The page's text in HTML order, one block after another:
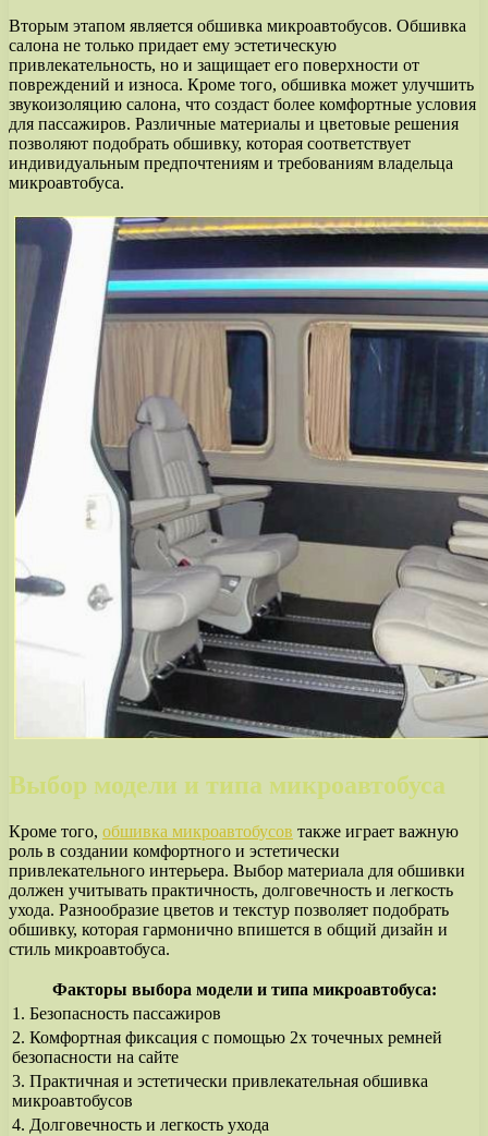
Вторым этапом является обшивка микроавтобусов. Обшивка
салона не только придает ему эстетическую
привлекательность, но и защищает его поверхности от
повреждений и износа. Кроме того, обшивка может улучшить
звукоизоляцию салона, что создаст более комфортные условия
для пассажиров. Различные материалы и цветовые решения
позволяют подобрать обшивку, которая соответствует
индивидуальным предпочтениям и требованиям владельца
микроавтобуса.
Выбор модели и типа микроавтобуса
Кроме того, обшивка микроавтобусов также играет важную
роль в создании комфортного и эстетически
привлекательного интерьера. Выбор материала для обшивки
должен учитывать практичность, долговечность и легкость
ухода. Разнообразие цветов и текстур позволяет подобрать
обшивку, которая гармонично впишется в общий дизайн и
стиль микроавтобуса.
Факторы выбора модели и типа микроавтобуса:
1. Безопасность пассажиров
2. Комфортная фиксация с помощью 2х точечных ремней
безопасности на сайте
3. Практичная и эстетически привлекательная обшивка
микроавтобусов
4. Долговечность и легкость ухода